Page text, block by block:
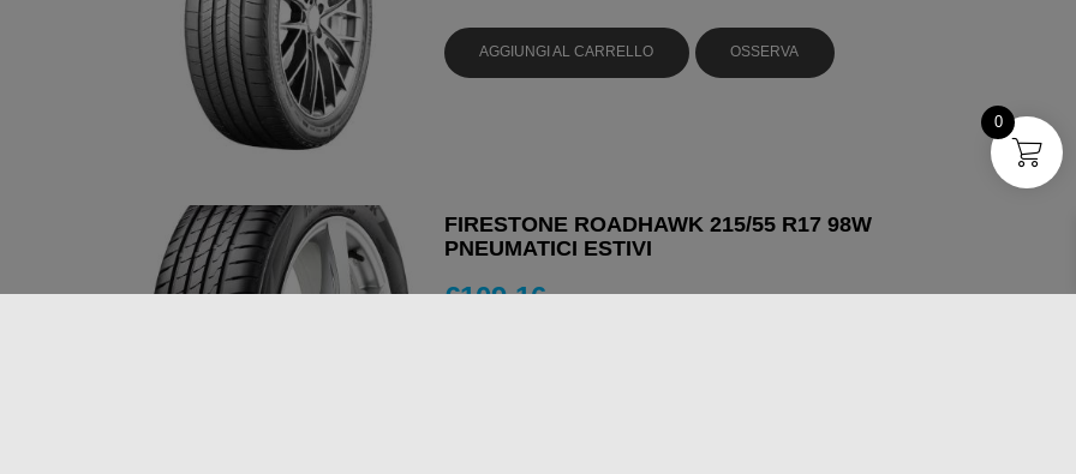
AGGIUNGI AL CARRELLO OSSERVA
FIRESTONE ROADHAWK 215/55 R17 98W
PNEUMATICI ESTIVI
€109,16
0